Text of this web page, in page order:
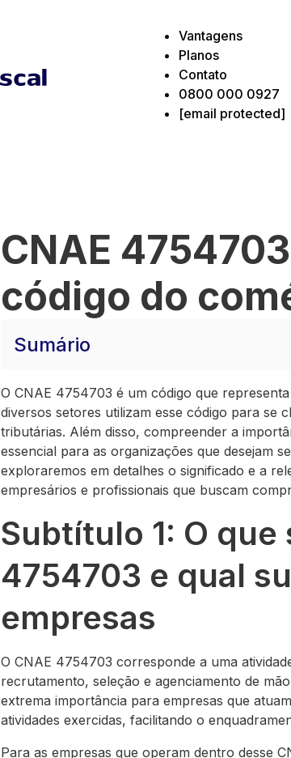
Vantagens
Planos
Contato
0800 000 0927
[email protected]
CNAE
código do
Sumário
O CNAE 4754703 é um código que
diversos setores utilizam esse código para se
tributárias. Além disso, compreender a
essencial para as organizações que desejam
exploraremos em detalhes o significado e a
empresários e profissionais que buscam
Subtítulo 1: O que
4754703 e qual
empresas
O CNAE 4754703 corresponde a uma
recrutamento, seleção e agenciamento de
extrema importância para empresas que
atividades exercidas, facilitando o
Para as empresas que operam dentro desse